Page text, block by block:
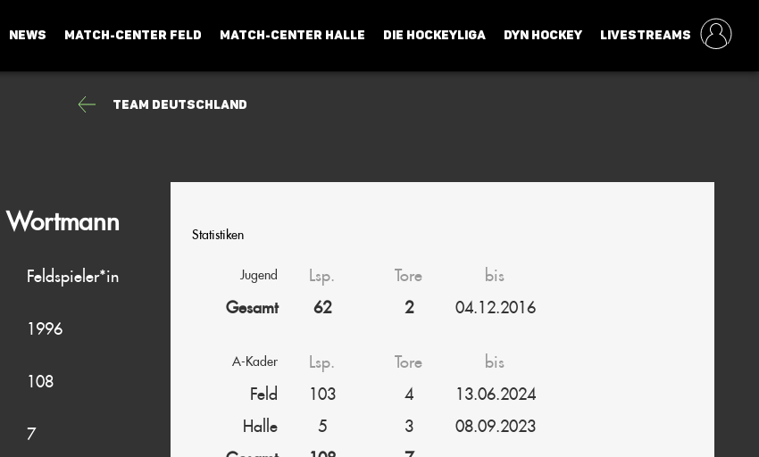
NEWS MATCH-CENTER FELD MATCH-CENTER HALLE DIE HOCKEYLIGA DYN HOCKEY LIVESTREAMS
Team Deutschland
Wortmann
Feldspieler*in
1996
108
7
Statistiken
Jugend Lsp. Tore
bis
Gesamt
62 2 04.12.2016
A-Kader Lsp. Tore
bis
Feld
103 4
13.06.2024
Halle
5 3
08.09.2023